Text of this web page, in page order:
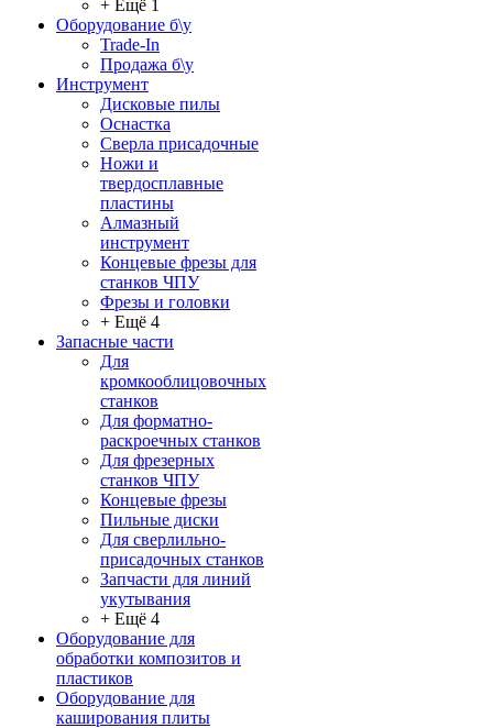
+ Ещё 1
Оборудование б\у
Trade-In
Продажа б\у
Инструмент
Дисковые пилы
Оснастка
Сверла присадочные
Ножи и
твердосплавные
пластины
Алмазный
инструмент
Концевые фрезы для
станков ЧПУ
Фрезы и головки
+ Ещё 4
Запасные части
Для
кромкооблицовочных
станков
Для форматно-
раскроечных станков
Для фрезерных
станков ЧПУ
Концевые фрезы
Пильные диски
Для сверлильно-
присадочных станков
Запчасти для линий
укутывания
+ Ещё 4
Оборудование для
обработки композитов и
пластиков
Оборудование для
каширования плиты